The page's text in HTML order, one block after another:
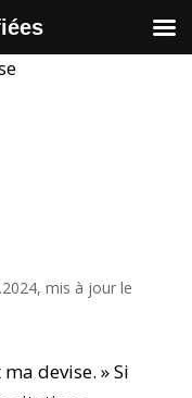
mis à jour le
devise. » Si